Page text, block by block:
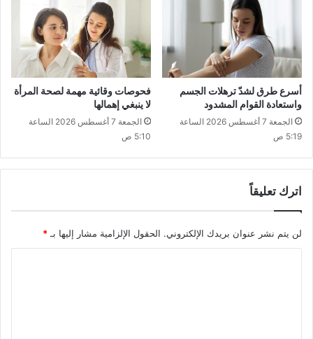
أسرع طرق لشدّ ترهلات الجسم
واستعادة القوام المشدود
الجمعة 7 أغسطس 2026 الساعة
5:19 ص
فحوصات وقائية مهمة لصحة المرأة
لا ينبغي إهمالها
الجمعة 7 أغسطس 2026 الساعة
5:10 ص
اترك تعليقاً
لن يتم نشر عنوان بريدك الإلكتروني. الحقول الإلزامية مشار إليها بـ*